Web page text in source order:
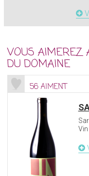
VOUS AIMEREZ
DU DOMAINE
56 AIMENT